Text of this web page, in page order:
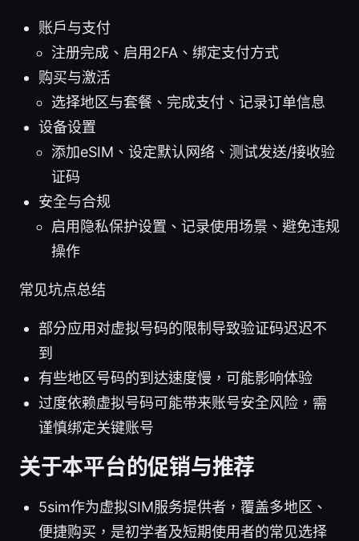
账户与支付
注册完成、启用2FA、绑定支付方式
购买与激活
选择地区与套餐、完成支付、记录订单信息
设备设置
添加eSIM、设定默认网络、测试发送/接收验
证码
安全与合规
启用隐私保护设置、记录使用场景、避免违规
操作
常见坑点总结
部分应用对虚拟号码的限制导致验证码迟迟不
到
有些地区号码的到达速度慢，可能影响体验
过度依赖虚拟号码可能带来账号安全风险，需
谨慎绑定关键账号
关于本平台的促销与推荐
5sim作为虚拟SIM服务提供者，覆盖多地区、
便捷购买，是初学者及短期使用者的常见选择